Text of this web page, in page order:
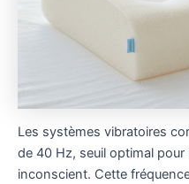
Les systèmes vibratoires
de 40 Hz, seuil optimal
inconscient. Cette